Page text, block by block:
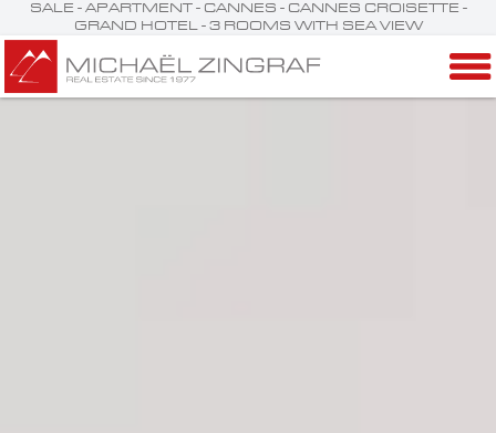
SALE - APARTMENT - CANNES - CANNES CROISETTE -
GRAND HOTEL - 3 ROOMS WITH SEA VIEW